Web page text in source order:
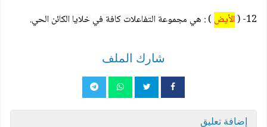
12- ( الأيض ) : هي مجموعة التفاعلات كافة في خلايا الكائن الحي.
شارك الملف
إضافة تعليق